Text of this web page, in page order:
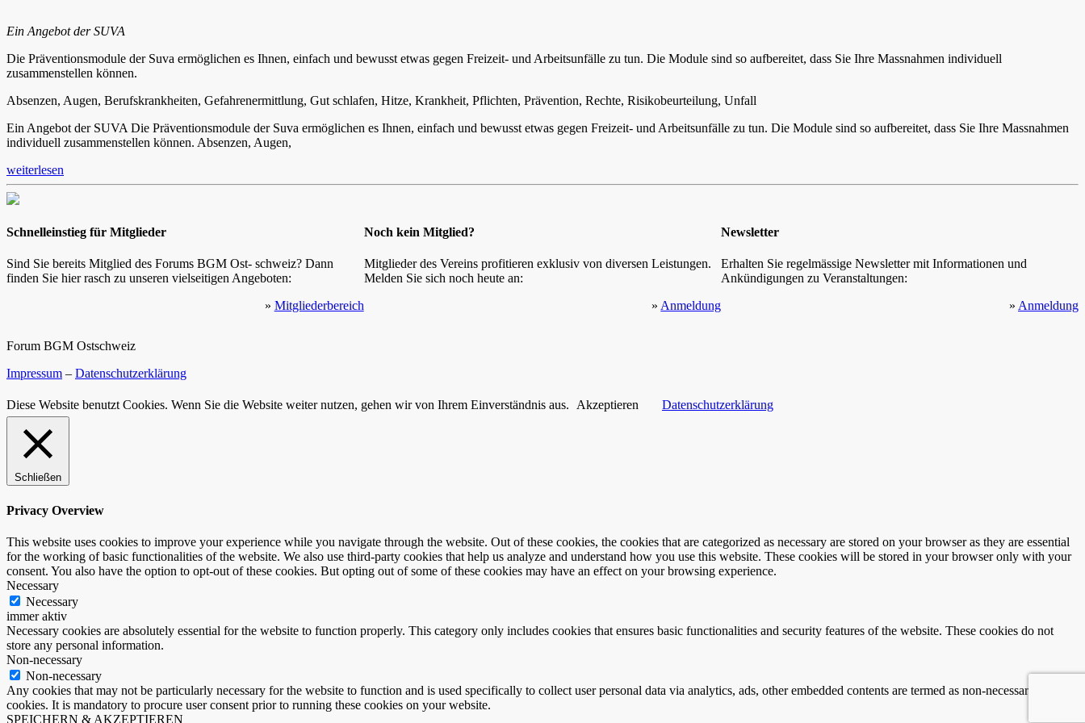
Ein Angebot der SUVA
Die Präventionsmodule der Suva ermöglichen es Ihnen, einfach und bewusst etwas gegen Freizeit- und Arbeitsunfälle zu tun. Die Module sind so aufbereitet, dass Sie Ihre Massnahmen individuell
zusammenstellen können.
Absenzen, Augen, Berufskrankheiten, Gefahrenermittlung, Gut schlafen, Hitze, Krankheit, Pflichten, Prävention, Rechte, Risikobeurteilung, Unfall
Ein Angebot der SUVA Die Präventionsmodule der Suva ermöglichen es Ihnen, einfach und bewusst etwas gegen Freizeit- und Arbeitsunfälle zu tun. Die Module sind so aufbereitet, dass Sie Ihre Massnahmen
individuell zusammenstellen können. Absenzen, Augen,
weiterlesen
Schnelleinstieg für Mitglieder
Sind Sie bereits Mitglied des Forums BGM Ost- schweiz? Dann
finden Sie hier rasch zu unseren vielseitigen Angeboten:
» Mitgliederbereich
Noch kein Mitglied?
Mitglieder des Vereins profitieren exklusiv von diversen Leistungen.
Melden Sie sich noch heute an:
» Anmeldung
Newsletter
Erhalten Sie regelmässige Newsletter mit Informationen und
Ankündigungen zu Veranstaltungen:
» Anmeldung
Forum BGM Ostschweiz
Impressum – Datenschutzerklärung
Diese Website benutzt Cookies. Wenn Sie die Website weiter nutzen, gehen wir von Ihrem Einverständnis aus. Akzeptieren Datenschutzerklärung
Schließen
Privacy Overview
This website uses cookies to improve your experience while you navigate through the website. Out of these cookies, the cookies that are categorized as necessary are stored on your browser as they are essential
for the working of basic functionalities of the website. We also use third-party cookies that help us analyze and understand how you use this website. These cookies will be stored in your browser only with your
consent. You also have the option to opt-out of these cookies. But opting out of some of these cookies may have an effect on your browsing experience.
Necessary
Necessary
immer aktiv
Necessary cookies are absolutely essential for the website to function properly. This category only includes cookies that ensures basic functionalities and security features of the website. These cookies do not
store any personal information.
Non-necessary
Non-necessary
Any cookies that may not be particularly necessary for the website to function and is used specifically to collect user personal data via analytics, ads, other embedded contents are termed as non-necessary
cookies. It is mandatory to procure user consent prior to running these cookies on your website.
SPEICHERN & AKZEPTIEREN